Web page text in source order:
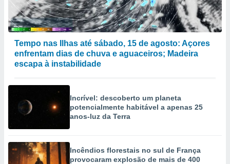
Tempo nas Ilhas até sábado, 15 de agosto: Açores
enfrentam dias de chuva e aguaceiros; Madeira
escapa à instabilidade
Incrível: descoberto um planeta
potencialmente habitável a apenas 25
anos-luz da Terra
Incêndios florestais no sul de França
provocaram explosão de mais de 400